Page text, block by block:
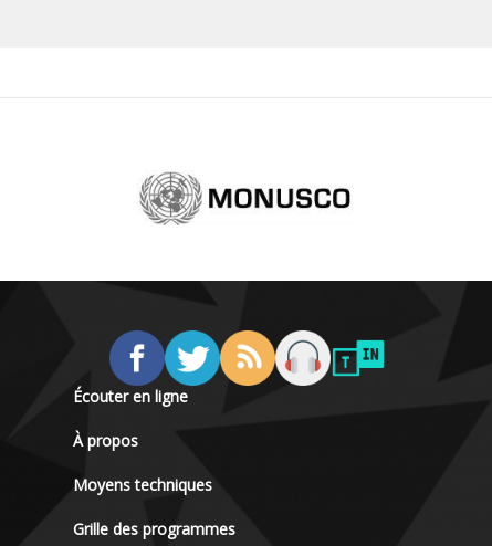
Écouter en ligne
À propos
Moyens techniques
Grille des programmes